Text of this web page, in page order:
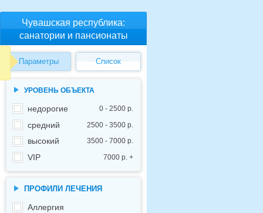
Чувашская республика:
санатории и пансионаты
Параметры Список
УРОВЕНЬ ОБЪЕКТА
недорогие 0 - 2500 р.
средний 2500 - 3500 р.
высокий 3500 - 7000 р.
VIP 7000 р. +
ПРОФИЛИ ЛЕЧЕНИЯ
Аллергия